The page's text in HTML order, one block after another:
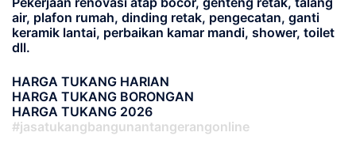
air, plafon rumah, dinding retak, pengecatan, ganti
keramik lantai, perbaikan kamar mandi, shower, toilet
dll.
HARGA TUKANG HARIAN
HARGA TUKANG BORONGAN
HARGA TUKANG 2026
#jasatukangbangunantangerangonline